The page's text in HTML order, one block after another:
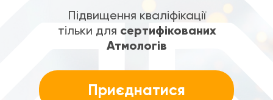
Підвищення кваліфікації
тільки для сертифікованих
Атмологів
Приєднатися